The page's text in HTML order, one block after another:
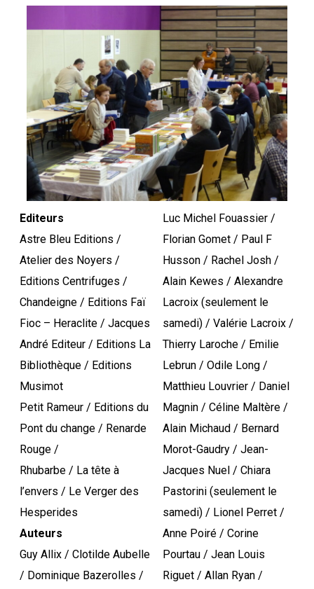
Editeurs
Astre Bleu Editions /
Atelier des Noyers /
Editions Centrifuges /
Chandeigne / Editions Faï
Fioc – Heraclite / Jacques
André Editeur / Editions La
Bibliothèque / Editions
Musimot
Petit Rameur / Editions du
Pont du change / Renarde
Rouge /
Rhubarbe / La tête à
l’envers / Le Verger des
Hesperides
Auteurs
Guy Allix / Clotilde Aubelle
/ Dominique Bazerolles /
Luc Michel Fouassier /
Florian Gomet / Paul F
Husson / Rachel Josh /
Alain Kewes / Alexandre
Lacroix (seulement le
samedi) / Valérie Lacroix /
Thierry Laroche / Emilie
Lebrun / Odile Long /
Matthieu Louvrier / Daniel
Magnin / Céline Maltère /
Alain Michaud / Bernard
Morot-Gaudry / Jean-
Jacques Nuel / Chiara
Pastorini (seulement le
samedi) / Lionel Perret /
Anne Poiré / Corine
Pourtau / Jean Louis
Riguet / Allan Ryan /